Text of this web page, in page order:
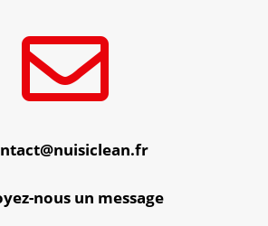

nous un message